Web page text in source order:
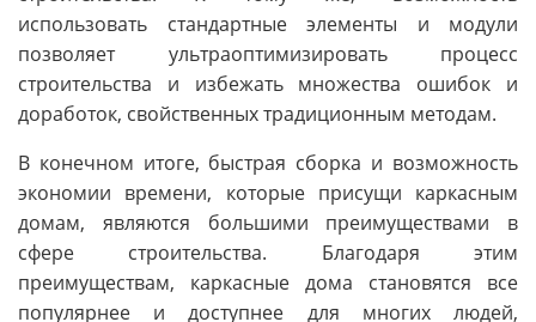
использовать стандартные элементы и модули
позволяет ультраоптимизировать процесс
строительства и избежать множества ошибок и
доработок, свойственных традиционным методам.
В конечном итоге, быстрая сборка и возможность
экономии времени, которые присущи каркасным
домам, являются большими преимуществами в
сфере строительства. Благодаря этим
преимуществам, каркасные дома становятся все
популярнее и доступнее для многих людей,